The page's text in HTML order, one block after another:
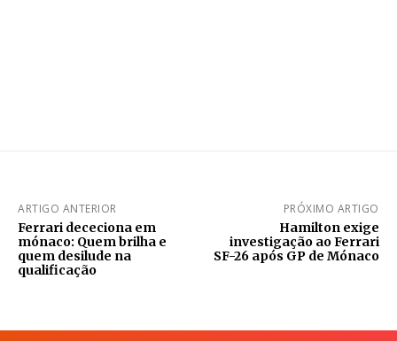
ARTIGO ANTERIOR
Ferrari dececiona em
mónaco: Quem brilha e
quem desilude na
qualificação
PRÓXIMO ARTIGO
Hamilton exige
investigação ao Ferrari
SF-26 após GP de Mónaco